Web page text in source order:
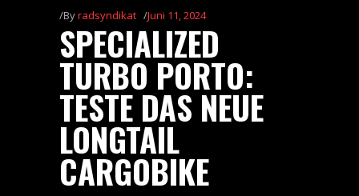
Byradsyndikat Juni 11, 2024
SPECIALIZED
TURBO PORTO:
TESTE DAS NEUE
LONGTAIL
CARGOBIKE